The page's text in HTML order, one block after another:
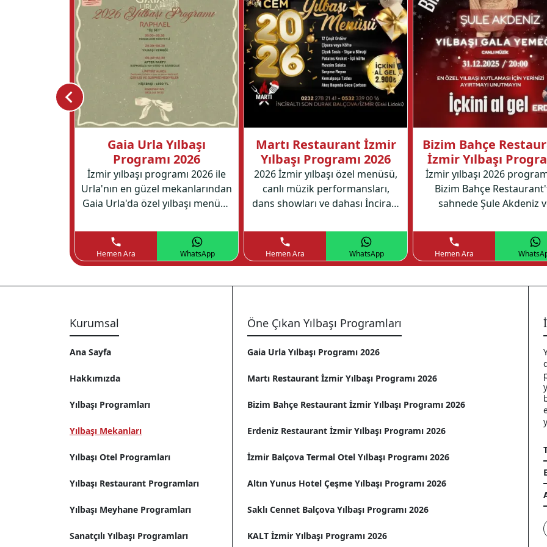
Gaia Urla Yılbaşı
Programı 2026
İzmir yılbaşı programı 2026 ile
Urla'nın en güzel mekanlarından
Gaia Urla'da özel yılbaşı menüsü
sizi bekliyor.
Hemen Ara WhatsApp
Martı Restaurant İzmir
Yılbaşı Programı 2026
2026 İzmir yılbaşı özel menüsü,
canlı müzik performansları,
dans showları ve dahası İnciraltı
bir program sizleri bekliyor.
Hemen Ara WhatsApp
Bizim Bahçe
İzmir Yılbaşı
2026
İzmir yılbaşı 2026
Bizim Bahçe
sahnede Şule Akdeniz
performanslarıyla
eğlenceye doyacaksınız.
Hemen Ara
Kurumsal
Ana Sayfa
Hakkımızda
Yılbaşı Programları
Yılbaşı Mekanları
Yılbaşı Otel Programları
Yılbaşı Restaurant Programları
Yılbaşı Meyhane Programları
Sanatçılı Yılbaşı Programları
Öne Çıkan Yılbaşı Programları
Gaia Urla Yılbaşı Programı 2026
Martı Restaurant İzmir Yılbaşı Programı 2026
Bizim Bahçe Restaurant İzmir Yılbaşı Programı 2026
Erdeniz Restaurant İzmir Yılbaşı Programı 2026
İzmir Balçova Termal Otel Yılbaşı Programı 2026
Altın Yunus Hotel Çeşme Yılbaşı Programı 2026
Saklı Cennet Balçova Yılbaşı Programı 2026
KALT İzmir Yılbaşı Programı 2026